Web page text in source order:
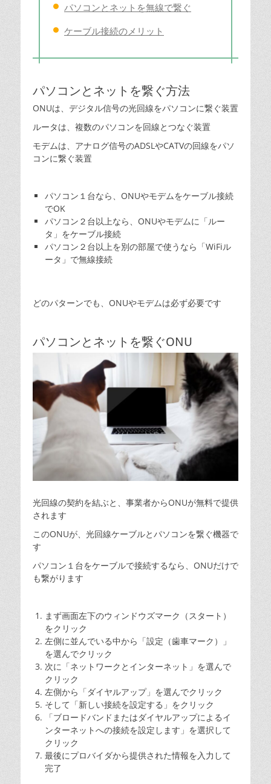
パソコンとネットを無線で繋ぐ
ケーブル接続のメリット
パソコンとネットを繋ぐ方法
ONUは、デジタル信号の光回線をパソコンに繋ぐ装置
ルータは、複数のパソコンを回線とつなぐ装置
モデムは、アナログ信号のADSLやCATVの回線をパソ
コンに繋ぐ装置
パソコン１台なら、ONUやモデムをケーブル接続
でOK
パソコン２台以上なら、ONUやモデムに「ルー
タ」をケーブル接続
パソコン２台以上を別の部屋で使うなら「WiFiル
ータ」で無線接続
どのパターンでも、ONUやモデムは必ず必要です
パソコンとネットを繋ぐONU
光回線の契約を結ぶと、事業者からONUが無料で提供
されます
このONUが、光回線ケーブルとパソコンを繋ぐ機器で
す
パソコン１台をケーブルで接続するなら、ONUだけで
も繋がります
まず画面左下のウィンドウズマーク（スタート）
をクリック
左側に並んでいる中から「設定（歯車マーク）」
を選んでクリック
次に「ネットワークとインターネット」を選んで
クリック
左側から「ダイヤルアップ」を選んでクリック
そして「新しい接続を設定する」をクリック
「ブロードバンドまたはダイヤルアップによるイ
ンターネットへの接続を設定します」を選択して
クリック
最後にプロバイダから提供された情報を入力して
完了